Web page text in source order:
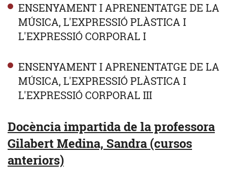
ENSENYAMENT I APRENENTATGE DE LA
MÚSICA, L'EXPRESSIÓ PLÀSTICA I
L'EXPRESSIÓ CORPORAL I
ENSENYAMENT I APRENENTATGE DE LA
MÚSICA, L'EXPRESSIÓ PLÀSTICA I
L'EXPRESSIÓ CORPORAL III
Docència impartida de la professora
Gilabert Medina, Sandra (cursos
anteriors)